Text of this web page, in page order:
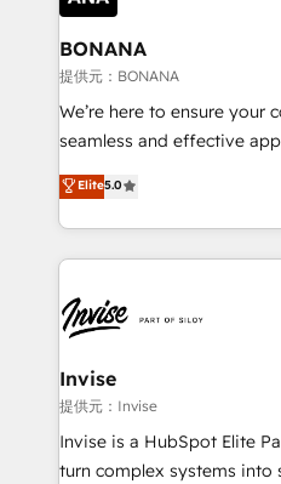
content strategies,
bespoke web apps and
websites. Experienced in
Manufacturers, Fintech,
SaaS industries.
BONANA
提供元：BONANA
We’re here to ensure your
seamless and effective
team that has 10+ years of
we have a deep
Services and E-commerce
streamline and enhance
commercial operations.
automating and optimizing
service operations with AI,
your website, and we drive
Based Marketing, SEO,
No worries, we will advise
Elite5.0
Invise
提供元：Invise
Invise is a HubSpot Elite
turn complex systems into